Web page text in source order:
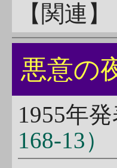
【関連
悪意の
1955年
168-13）